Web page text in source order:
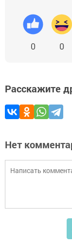
0 0
Расскажите
Нет